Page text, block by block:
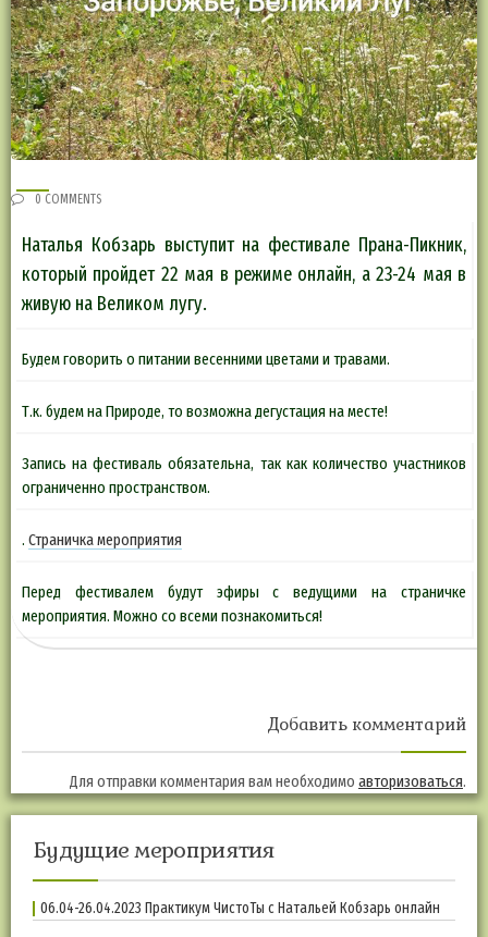
0 COMMENTS
Наталья Кобзарь выступит на фестивале Прана-Пикник,
который пройдет 22 мая в режиме онлайн, а 23-24 мая в
живую на Великом лугу.
Будем говорить о питании весенними цветами и травами.
Т.к. будем на Природе, то возможна дегустация на месте!
Запись на фестиваль обязательна, так как количество участников
ограниченно пространством.
. Страничка мероприятия
Перед фестивалем будут эфиры с ведущими на страничке
мероприятия. Можно со всеми познакомиться!
Добавить комментарий
Для отправки комментария вам необходимо авторизоваться.
Будущие мероприятия
06.04-26.04.2023 Практикум ЧистоТы с Натальей Кобзарь онлайн